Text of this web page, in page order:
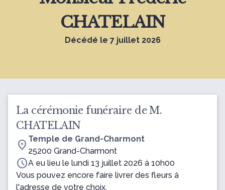
CHATELAIN
Décédé le 7 juillet 2026
La cérémonie funéraire de M.
CHATELAIN
location_on Temple de Grand-Charmont
25200 Grand-Charmont
scheduleA eu lieu le lundi 13 juillet 2026 à 10h00
Vous pouvez encore faire livrer des fleurs à
l'adresse de votre choix.